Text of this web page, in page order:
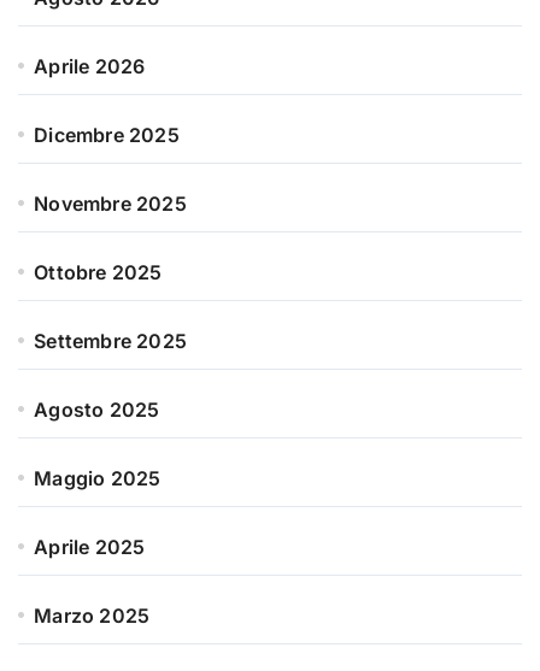
Aprile 2026
Dicembre 2025
Novembre 2025
Ottobre 2025
Settembre 2025
Agosto 2025
Maggio 2025
Aprile 2025
Marzo 2025